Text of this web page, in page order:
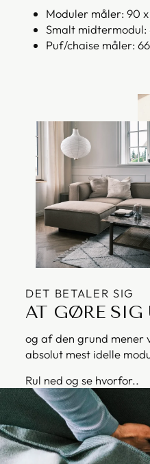
Moduler måler: 90
Smalt midtermodul:
Puf/chaise måler:
DET BETALER SIG
AT GØRE SIG
og af den grund mener
absolut mest idelle
Rul ned og se hvorfor..